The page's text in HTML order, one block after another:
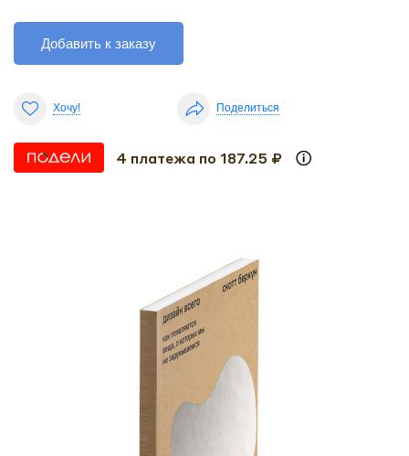
Добавить к заказу
Хочу! Поделиться
4 платежа по 187.25 ₽